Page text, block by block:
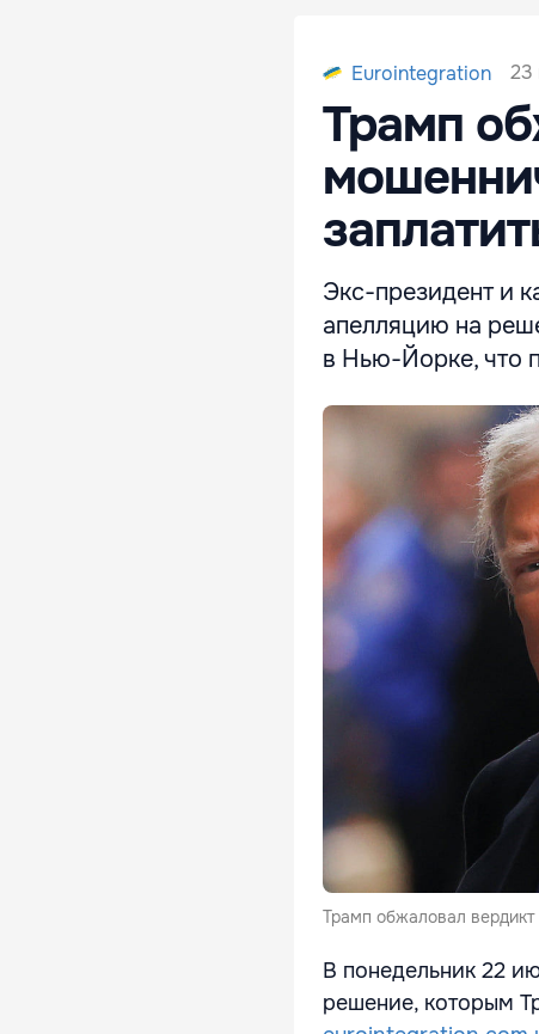
Eurointegration 23
Трамп
Экс-президент и
апелляцию на
в Нью-Йорке, что
Трамп обжаловал
В понедельник 22
решение, которым